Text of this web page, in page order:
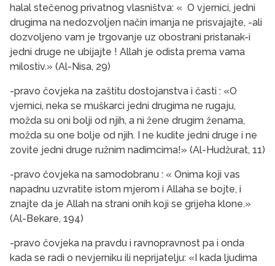
halal stečenog privatnog vlasništva: « O vjernici, jedni
drugima na nedozvoljen način imanja ne prisvajajte, -ali
dozvoljeno vam je trgovanje uz obostrani pristanak-i
jedni druge ne ubijajte ! Allah je odista prema vama
milostiv.» (Al-Nisa, 29)
-pravo čovjeka na zaštitu dostojanstva i časti : «O
vjernici, neka se muškarci jedni drugima ne rugaju,
možda su oni bolji od njih, a ni žene drugim ženama,
možda su one bolje od njih. I ne kudite jedni druge i ne
zovite jedni druge ružnim nadimcima!» (Al-Hudžurat, 11)
-pravo čovjeka na samodobranu : « Onima koji vas
napadnu uzvratite istom mjerom i Allaha se bojte, i
znajte da je Allah na strani onih koji se grijeha klone.»
(Al-Bekare, 194)
-pravo čovjeka na pravdu i ravnopravnost pa i onda
kada se radi o nevjerniku ili neprijatelju: «I kada ljudima